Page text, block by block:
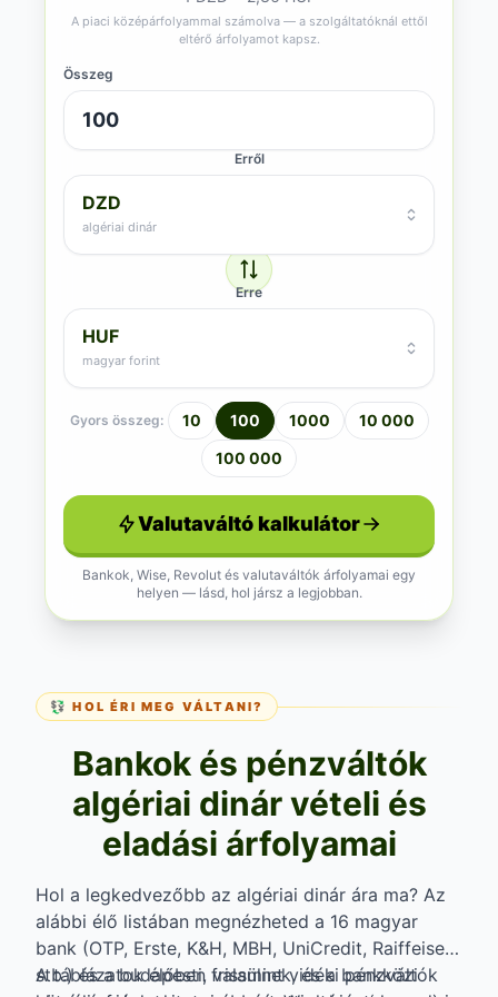
A piaci középárfolyammal számolva — a szolgáltatóknál ettől
eltérő árfolyamot kapsz.
Összeg
Erről
DZD
algériai dinár
Erre
HUF
magyar forint
Gyors összeg: 10 100 1000
10 000
100 000
Valutaváltó kalkulátor
Bankok, Wise, Revolut és valutaváltók árfolyamai egy
helyen — lásd, hol jársz a legjobban.
💱 HOL ÉRI MEG VÁLTANI?
Bankok és pénzváltók
algériai dinár vételi és
eladási árfolyamai
Hol a legkedvezőbb az algériai dinár ára ma? Az
alábbi élő listában megnézheted a 16 magyar
bank (OTP, Erste, K&H, MBH, UniCredit, Raiffeisen
stb.) és a budapesti, valamint vidéki pénzváltók
A táblázatok élőben frissülnek, és a bankközi